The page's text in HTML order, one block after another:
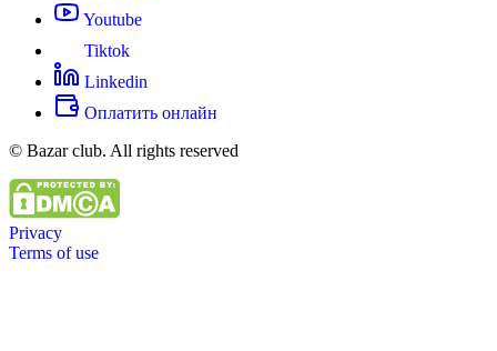
Youtube
Tiktok
Linkedin
Оплатить онлайн
© Bazar club. All rights reserved
Privacy
Terms of use